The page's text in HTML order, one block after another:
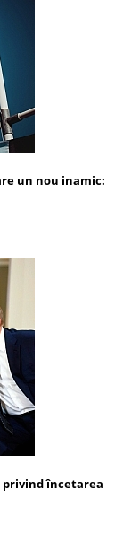
un nou inamic:
încetarea